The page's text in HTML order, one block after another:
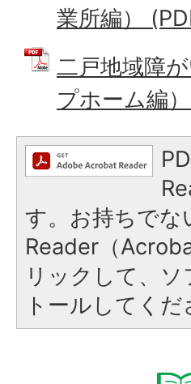
業所編）
二戸地域障
プホーム編
す。お持ちでな
Reader（
リックして、
トールしてくだ